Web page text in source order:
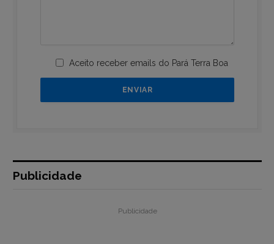
Aceito receber emails do Pará Terra Boa
Publicidade
Publicidade